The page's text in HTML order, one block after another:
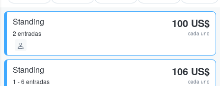
Standing
2 entradas
100 US$
cada uno
Standing
1 - 6 entradas
106 US$
cada uno